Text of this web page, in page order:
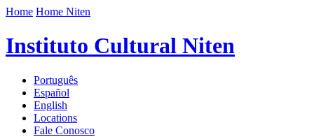
Home Home Niten
Instituto Cultural Niten
Português
Español
English
Locations
Fale Conosco